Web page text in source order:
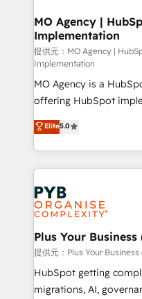
architectures that
performance. - Multi-object CRM migration, cleanup,
and implementation. -
integrations across
object setup, CMS
- Dashboards, lifecycle
nurturing sequences. -
Marketing, Sales,
Ongoing optimization,
scalable retainers. Let’s make HubSpot your most
powerful growth
drive results.
MO Agency |
Implementation
提供元：MO Agency |
Implementation
MO Agency is a
offering HubSpot
automation, CRM and
paid media, content
search optimisation),
WordPress development. We work with
and growth-led
professional services,
industrial sectors.
Town, Dubai & London. 500+ HubSpot CRM
implementations
across ChatGPT,
Google AI Overviews. HubSpot Impact Award -
Elite5.0
Plus Your Business
提供元：Plus Your Business
HubSpot getting
migrations, AI, governance. We